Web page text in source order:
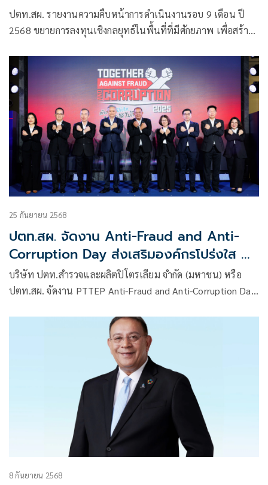
ปตท.สผ. รายงานความคืบหน้าการดำเนินงานรอบ 9 เดือน ปี
2568 ขยายการลงทุนเชิงกลยุทธ์ในพื้นที่ที่มีศักยภาพ เพื่อสร้าง
พร้อมกับเดินหน้าโครงการ CCS แห่งแรกในประเทศไทยที่แหล่ง
อาทิตย์
25 กันยายน 2568
ปตท.สผ. จัดงาน Anti-Fraud and Anti-
Corruption Day ส่งเสริมองค์กรโปร่งใส ต่อ
ต้านคอร์รัปชัน
บริษัท ปตท.สำรวจและผลิตปิโตรเลียม จำกัด (มหาชน) หรือ
ปตท.สผ. จัดงาน PTTEP Anti-Fraud and Anti-Corruption Day
Corruption – สร้างพลังโปร่งใส ไม่รับ ไม่ให้ ไม่โกง”
8 กันยายน 2568